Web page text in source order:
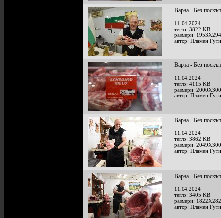
Варна - Без
11.04.2024
тегло: 3822 KB
размери:
автор: Пламен
Варна - Без
11.04.2024
тегло: 4115 KB
размери:
автор: Пламен
Варна - Без
11.04.2024
тегло: 3862 KB
размери:
автор: Пламен
Варна - Без
11.04.2024
тегло: 3405 KB
размери:
автор: Пламен